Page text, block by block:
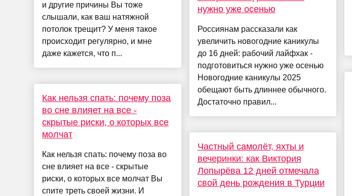
и другие причины Вы тоже
слышали, как ваш натяжной
потолок трещит? У меня такое
происходит регулярно, и мне
даже кажется, что п...
Как нельзя спать: почему поза
во сне влияет на все -
скрытые риски, о которых все
молчат
Как нельзя спать: почему поза во
сне влияет на все - скрытые
риски, о которых все молчат Вы
спите треть своей жизни. И
нужно уже осенью
Россиянам рассказали как
увеличить новогодние каникулы
до 16 дней: рабочий лайфхак -
подготовиться нужно уже осенью
Новогодние каникулы 2025
обещают быть длиннее обычного.
Достаточно правил...
Частный самолёт, яхты и
вечеринки: как Виктория
Лопырёва 12 дней отмечала
свой день рождения в Турции